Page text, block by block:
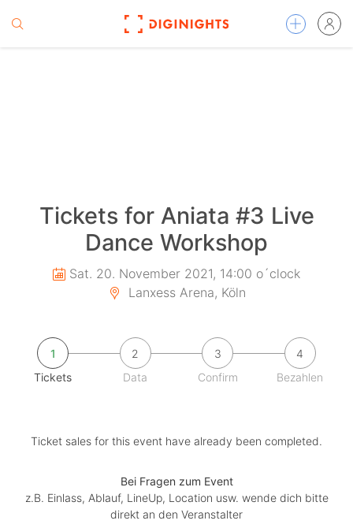
Tickets for Aniata #3 Live
Dance Workshop
Sat. 20. November 2021, 14:00 o´clock
Lanxess Arena, Köln
1
Tickets
2
Data
3
Confirm
4
Bezahlen
Ticket sales for this event have already been completed.
Bei Fragen zum Event
z.B. Einlass, Ablauf, LineUp, Location usw. wende dich bitte
direkt an den Veranstalter